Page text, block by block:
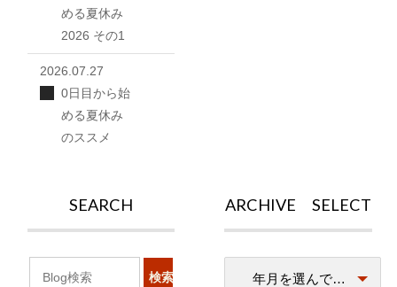
める夏休み
2026 その1
2026.07.27
0日目から始
める夏休み
のススメ
ARCHIVE SELECT
SEARCH